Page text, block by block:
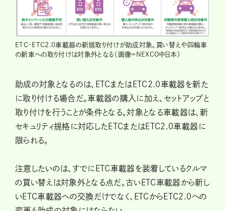
ETC・ETC2.0車載器の新規取り付けが助成対象。買い替えや四輪車
の新車への取り付けは対象外となる（画像＝NEXCO中日本）
助成の対象となるのは、ETCまたはETC2.0車載器を新た
に取り付ける場合だ。車載器の購入に加え、セットアップと
取り付けを行うことが条件となる。対象となる車載器は、新
セキュリティ規格に対応したETCまたはETC2.0車載器に
限られる。
注意したいのは、すでにETC車載器を装着しているクルマ
の買い替えは対象外となる点だ。古いETC車載器から新し
いETC車載器への交換だけでなく、ETCからETC2.0への